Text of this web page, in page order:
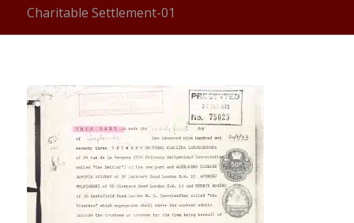
Charitable Settlement-01